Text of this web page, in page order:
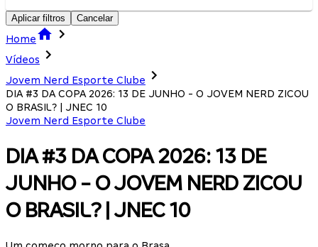
Aplicar filtros Cancelar
Home
Vídeos
Jovem Nerd Esporte Clube
DIA #3 DA COPA 2026: 13 DE JUNHO - O JOVEM NERD ZICOU
O BRASIL? | JNEC 10
Jovem Nerd Esporte Clube
DIA #3 DA COPA 2026: 13 DE
JUNHO - O JOVEM NERD ZICOU
O BRASIL? | JNEC 10